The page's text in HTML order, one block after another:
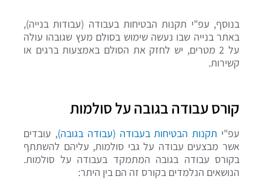
בנוסף, עפ"י תקנות הבטיחות בעבודה (עבודות בנייה),
באתר בנייה שבו נעשה שימוש בסולם מעץ שגובהו עולה
על 2 מטרים, יש לחזק את הסולם באמצעות ברגים או
קשירות.
קורס עבודה בגובה על סולמות
עפ"י תקנות הבטיחות בעבודה (עבודה בגובה), עובדים
אשר מבצעים עבודה על גבי סולמות, עליהם להשתתף
בקורס עבודה בגובה המתמקד בעבודה על סולמות.
הנושאים הנלמדים בקורס זה הם בין היתר: